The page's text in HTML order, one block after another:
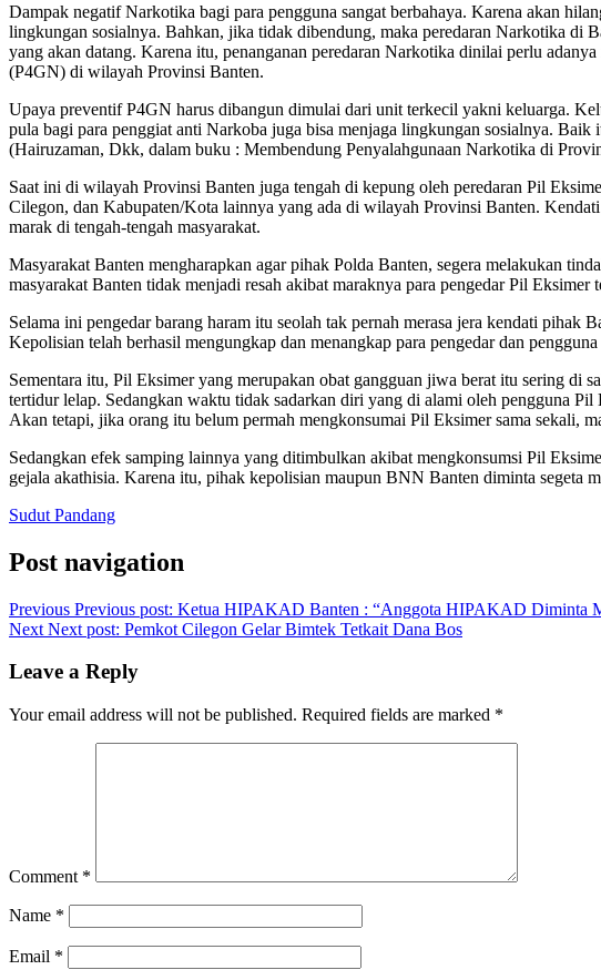
Dampak negatif Narkotika bagi para pengguna sangat berbahaya. Karena akan
lingkungan sosialnya. Bahkan, jika tidak dibendung, maka peredaran Narkotika di
yang akan datang. Karena itu, penanganan peredaran Narkotika dinilai perlu
(P4GN) di wilayah Provinsi Banten.
Upaya preventif P4GN harus dibangun dimulai dari unit terkecil yakni keluarga.
pula bagi para penggiat anti Narkoba juga bisa menjaga lingkungan sosialnya.
(Hairuzaman, Dkk, dalam buku : Membendung Penyalahgunaan Narkotika di
Saat ini di wilayah Provinsi Banten juga tengah di kepung oleh peredaran Pil
Cilegon, dan Kabupaten/Kota lainnya yang ada di wilayah Provinsi Banten.
marak di tengah-tengah masyarakat.
Masyarakat Banten mengharapkan agar pihak Polda Banten, segera melakukan
masyarakat Banten tidak menjadi resah akibat maraknya para pengedar Pil Eksimer
Selama ini pengedar barang haram itu seolah tak pernah merasa jera kendati
Kepolisian telah berhasil mengungkap dan menangkap para pengedar dan
Sementara itu, Pil Eksimer yang merupakan obat gangguan jiwa berat itu sering di
tertidur lelap. Sedangkan waktu tidak sadarkan diri yang di alami oleh pengguna
Akan tetapi, jika orang itu belum permah mengkonsumai Pil Eksimer sama sekali,
Sedangkan efek samping lainnya yang ditimbulkan akibat mengkonsumsi Pil
gejala akathisia. Karena itu, pihak kepolisian maupun BNN Banten diminta segeta
Sudut Pandang
Post navigation
Previous Previous post: Ketua HIPAKAD Banten : “Anggota HIPAKAD Diminta
Next Next post: Pemkot Cilegon Gelar Bimtek Tetkait Dana Bos
Leave a Reply
Your email address will not be published. Required fields are marked *
Comment *
Name *
Email *